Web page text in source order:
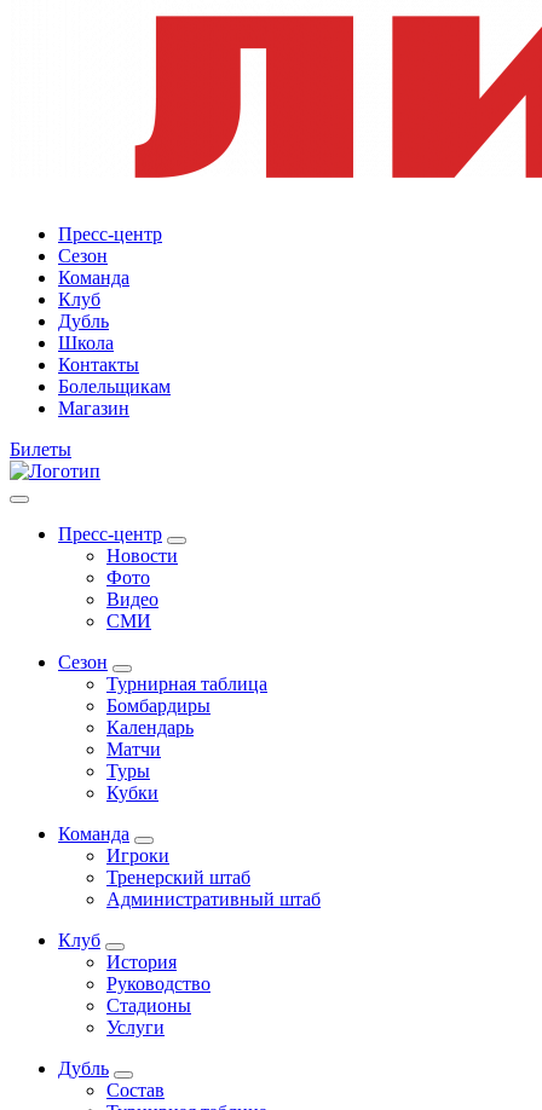
Пресс-центр
Сезон
Команда
Клуб
Дубль
Школа
Контакты
Болельщикам
Магазин
Билеты
Пресс-центр
Новости
Фото
Видео
СМИ
Сезон
Турнирная таблица
Бомбардиры
Календарь
Матчи
Туры
Кубки
Команда
Игроки
Тренерский штаб
Административный штаб
Клуб
История
Руководство
Стадионы
Услуги
Дубль
Состав